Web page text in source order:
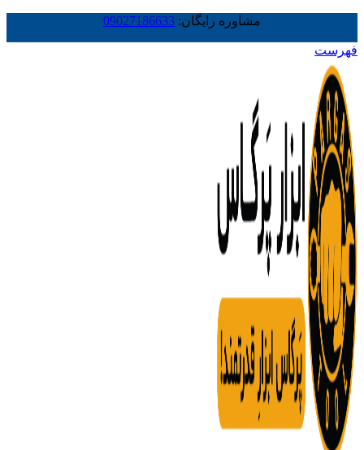
مشاوره رایگان: 09027186633
فهرست